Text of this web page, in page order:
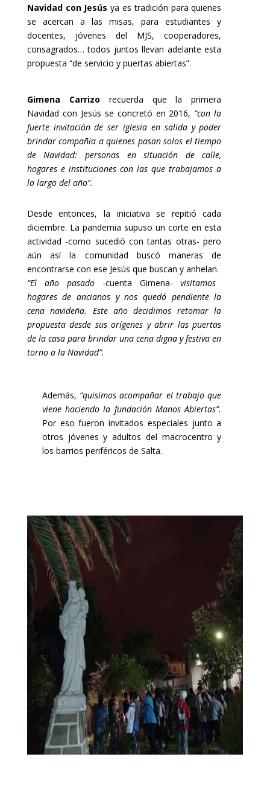
Navidad con Jesús ya es tradición para quienes
se acercan a las misas, para estudiantes y
docentes, jóvenes del MJS, cooperadores,
consagrados… todos juntos llevan adelante esta
propuesta “de servicio y puertas abiertas”.
Gimena Carrizo recuerda que la primera
Navidad con Jesús se concretó en 2016, “con la
fuerte invitación de ser iglesia en salida y poder
brindar compañía a quienes pasan solos el tiempo
de Navidad: personas en situación de calle,
hogares e instituciones con las que trabajamos a
lo largo del año”.
Desde entonces, la iniciativa se repitió cada
diciembre. La pandemia supuso un corte en esta
actividad -como sucedió con tantas otras- pero
aún así la comunidad buscó maneras de
encontrarse con ese Jesús que buscan y anhelan.
“El año pasado-cuenta Gimena-visitamos
hogares de ancianos y nos quedó pendiente la
cena navideña. Este año decidimos retomar la
propuesta desde sus orígenes y abrir las puertas
de la casa para brindar una cena digna y festiva en
torno a la Navidad”.
Además, “quisimos acompañar el trabajo que
viene haciendo la fundación Manos Abiertas”.
Por eso fueron invitados especiales junto a
otros jóvenes y adultos del macrocentro y
los barrios periféricos de Salta.